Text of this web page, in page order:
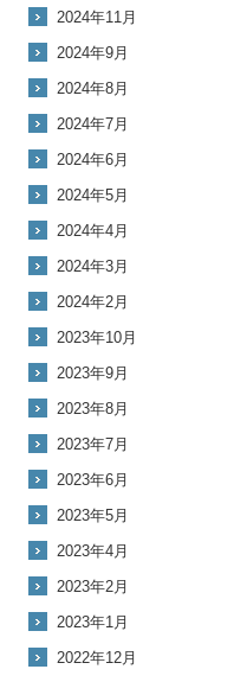
2024年11月
2024年9月
2024年8月
2024年7月
2024年6月
2024年5月
2024年4月
2024年3月
2024年2月
2023年10月
2023年9月
2023年8月
2023年7月
2023年6月
2023年5月
2023年4月
2023年2月
2023年1月
2022年12月